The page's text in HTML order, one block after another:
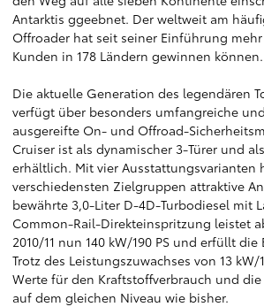
Antarktis ggeebnet. Der weltweit am
Offroader hat seit seiner Einführung
Kunden in 178 Ländern gewinnen können.
Die aktuelle Generation des legendären
verfügt über besonders umfangreiche
ausgereifte On- und Offroad-
Cruiser ist als dynamischer 3-Türer und
erhältlich. Mit vier Ausstattungsvarianten
verschiedensten Zielgruppen attraktive
bewährte 3,0-Liter D-4D-Turbodiesel mit
Common-Rail-Direkteinspritzung leistet
2010/11 nun 140 kW/190 PS und erfüllt
Trotz des Leistungszuwachses von 13 kW/
Werte für den Kraftstoffverbrauch und die
auf dem gleichen Niveau wie bisher.